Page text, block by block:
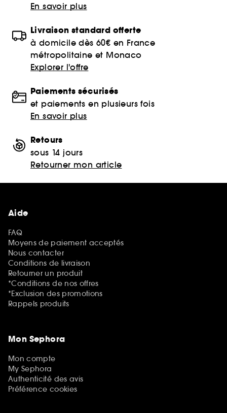
En savoir plus
Livraison standard offerte
à domicile dès 60€ en France
métropolitaine et Monaco
Explorer l'offre
Paiements sécurisés
et paiements en plusieurs fois
En savoir plus
Retours
sous 14 jours
Retourner mon article
Aide
FAQ
Moyens de paiement acceptés
Nous contacter
Conditions de livraison
Retourner un produit
*Conditions de nos offres
*Exclusion des promotions
Rappels produits
Mon Sephora
Mon compte
My Sephora
Authenticité des avis
Préférence cookies